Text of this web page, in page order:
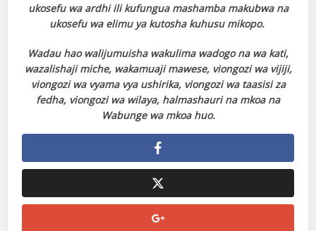
ukosefu wa ardhi ili kufungua mashamba makubwa na
ukosefu wa elimu ya kutosha kuhusu mikopo.
Wadau hao walijumuisha wakulima wadogo na wa kati,
wazalishaji miche, wakamuaji mawese, viongozi wa vijiji,
viongozi wa vyama vya ushirika, viongozi wa taasisi za
fedha, viongozi wa wilaya, halmashauri na mkoa na
Wabunge wa mkoa huo.